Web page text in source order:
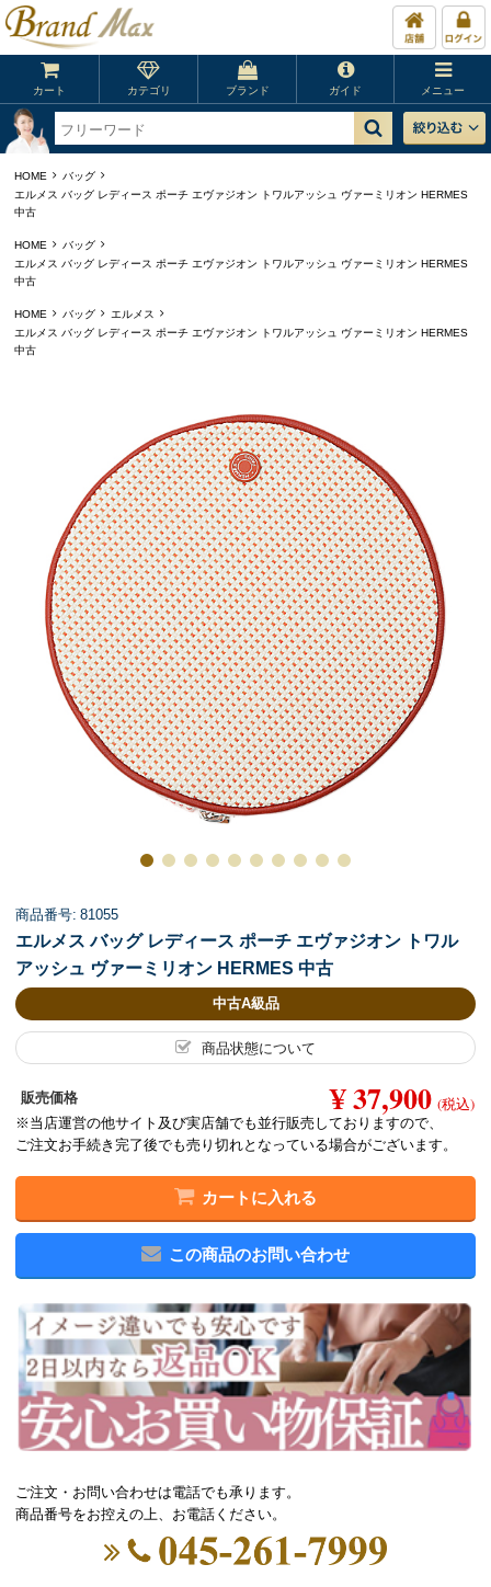
カート カテゴリ ブランド ガイド メニュー
HOME
バッグ
エルメス バッグ レディース ポーチ エヴァジオン トワルアッシュ ヴァーミリオン HERMES
中古
HOME
バッグ
エルメス バッグ レディース ポーチ エヴァジオン トワルアッシュ ヴァーミリオン HERMES
中古
HOME バッグ
エルメス
エルメス バッグ レディース ポーチ エヴァジオン トワルアッシュ ヴァーミリオン HERMES
中古
商品番号: 81055
エルメス バッグ レディース ポーチ エヴァジオン トワル
アッシュ ヴァーミリオン HERMES 中古
中古A級品
商品状態について
販売価格 ¥ 37,900 (税込)
※当店運営の他サイト及び実店舗でも並行販売しておりますので、
ご注文お手続き完了後でも売り切れとなっている場合がございます。
カートに入れる
この商品のお問い合わせ
ご注文・お問い合わせは電話でも承ります。
商品番号をお控えの上、お電話ください。